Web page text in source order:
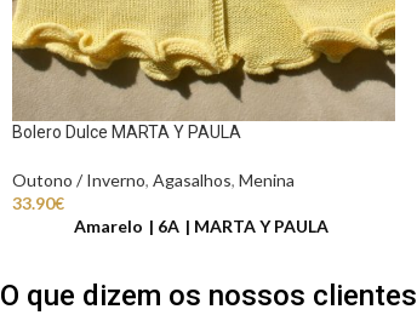
Bolero Dulce MARTA Y PAULA
Outono / Inverno, Agasalhos, Menina
33.90€
Amarelo
6A MARTA Y PAULA
O que dizem os nossos clientes